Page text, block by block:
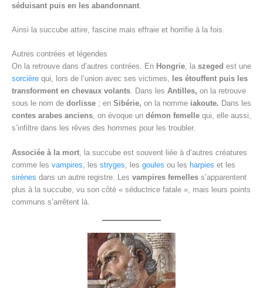
séduisant puis en les abandonnant
Ainsi la succube attire, fascine mais effraie et horrifie à la fois.
Autres contrées et légendes
On la retrouve dans d’autres contrées. En Hongrie, la szeged est une
sorcière qui, lors de l’union avec ses victimes, les étouffent puis les
transforment en chevaux volants. Dans les Antilles, on la retrouve
sous le nom de dorlisse ; en Sibérie, on la nomme iakoute. Dans les
contes arabes anciens, on évoque un démon femelle qui, elle aussi,
s’infiltre dans les rêves des hommes pour les troubler.
Associée à la mort , la succube est souvent liée à d’autres créatures
comme les vampires , les stryges , les goules ou les harpies et les
sirènes dans un autre registre. Les vampires femelles s’apparentent
plus à la succube, vu son côté « séductrice fatale », mais leurs points
communs s’arrêtent là.